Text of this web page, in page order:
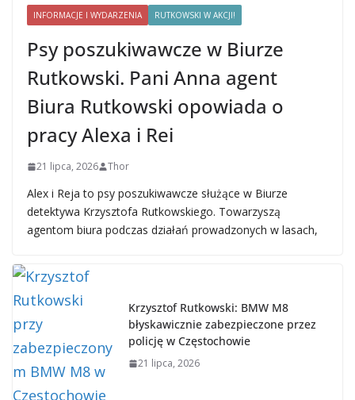
INFORMACJE I WYDARZENIA RUTKOWSKI W AKCJI!
Psy poszukiwawcze w Biurze
Rutkowski. Pani Anna agent
Biura Rutkowski opowiada o
pracy Alexa i Rei
21 lipca, 2026 Thor
Alex i Reja to psy poszukiwawcze służące w Biurze
detektywa Krzysztofa Rutkowskiego. Towarzyszą
agentom biura podczas działań prowadzonych w lasach,
Krzysztof Rutkowski: BMW M8
błyskawicznie zabezpieczone przez
policję w Częstochowie
21 lipca, 2026